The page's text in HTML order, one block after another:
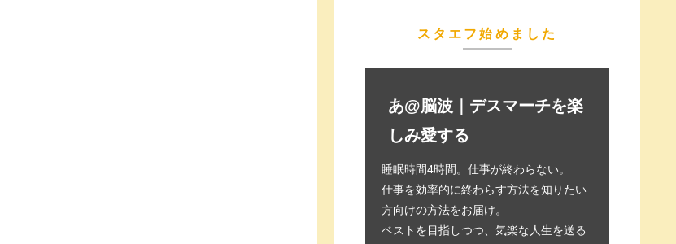
スタエフ始めました
あ@脳波｜デスマーチを楽
しみ愛する
睡眠時間4時間。仕事が終わらない。
仕事を効率的に終わらす方法を知りたい
方向けの方法をお届け。
ベストを目指しつつ、気楽な人生を送る